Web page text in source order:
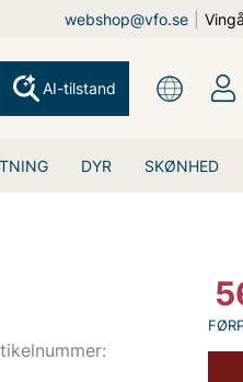
webshop@vfo.se
DYR SKØNHED
AI-tilstand